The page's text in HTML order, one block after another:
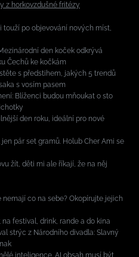
z horkovzdušné fritézy
touží po objevování nových míst,
den koček odkrývá
Čechů ke kočkám
s předstihem, jakých 5 trendů
s vosím pasem
Blíženci budou mňoukat o sto
den roku, ideální pro nové
pár set gramů. Holub Cher Ami se
žít, děti mi ale říkají, že na něj
nemají co na sebe? Okopírujte jejich
festival, drink, rande a do kina
strýc z Národního divadla: Slavný
inteligence. AI obsah musí být